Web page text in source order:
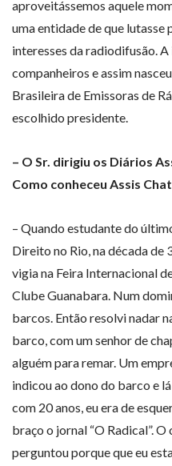
aproveitássemos aquele
uma entidade de que lutasse
interesses da radiodifusão.
companheiros e assim
Brasileira de Emissoras de
escolhido presidente.
– O Sr. dirigiu os Diários
Como conheceu Assis
– Quando estudante do
Direito no Rio, na década de
vigia na Feira Internacional
Clube Guanabara. Num
barcos. Então resolvi nadar
barco, com um senhor de
alguém para remar. Um
indicou ao dono do barco e
com 20 anos, eu era de
braço o jornal “O Radical”.
perguntou porque que eu